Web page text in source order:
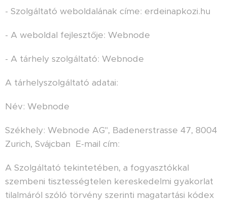
- Szolgáltató weboldalának címe: erdeinapkozi.hu
- A weboldal fejlesztője: Webnode
- A tárhely szolgáltató: Webnode
A tárhelyszolgáltató adatai:
Név: Webnode
Székhely: Webnode AG", Badenerstrasse 47, 8004
Zurich, Svájcban E-mail cím:
A Szolgáltató tekintetében, a fogyasztókkal
szembeni tisztességtelen kereskedelmi gyakorlat
tilalmáról szóló törvény szerinti magatartási kódex